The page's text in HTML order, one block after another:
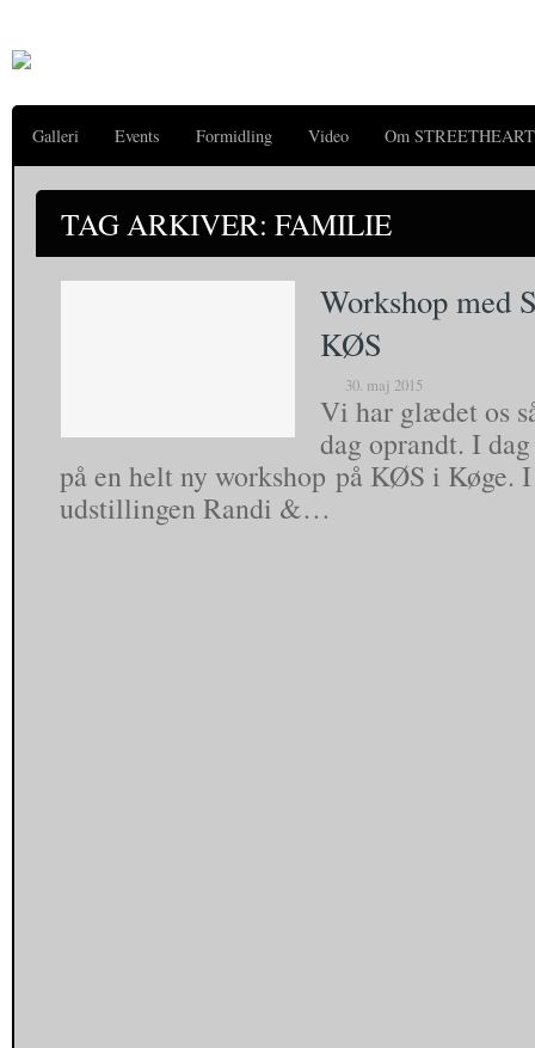
Galleri Events Formidling Video Om STREETHEART
TAG ARKIVER: FAMILIE
Workshop med
KØS
30. maj 2015
Vi har glædet os
dag oprandt. I
på en helt ny workshop på KØS i Køge.
udstillingen Randi &…